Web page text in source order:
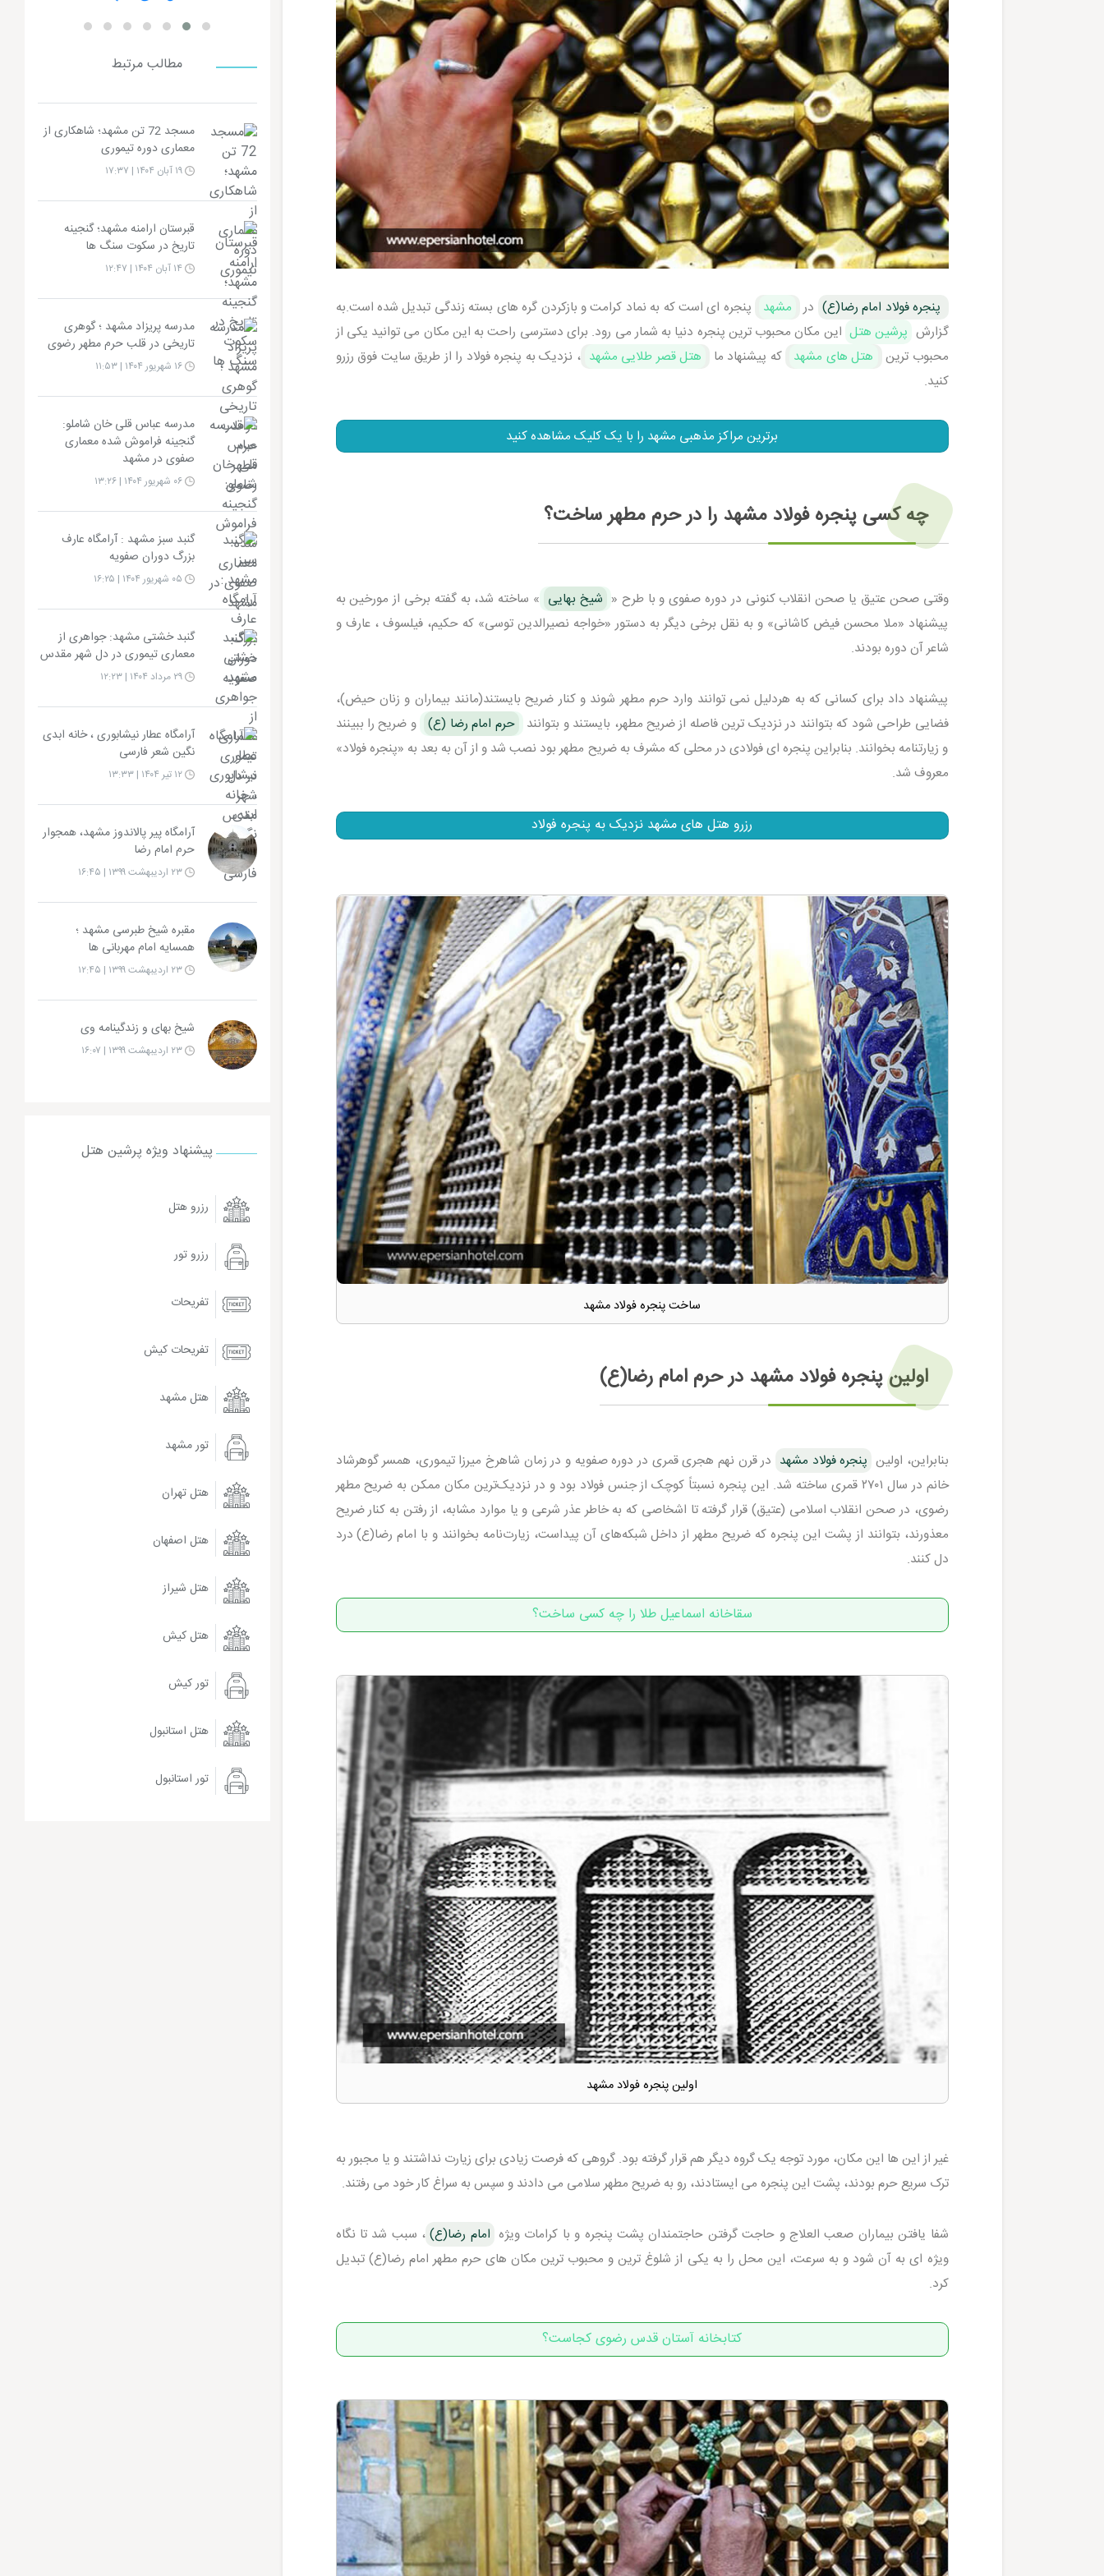
پنجره فولاد امام رضا(ع) در مشهد
پنجره ای است که به نماد کرامت و بازکردن گره های بسته زندگی تبدیل شده است.به
گزارش پرشین هتل این مکان محبوب ترین پنجره دنیا به شمار می رود. برای دسترسی راحت به این مکان می توانید یکی از
محبوب ترین
هتل های مشهد که پیشنهاد ما هتل قصر طلایی مشهد ، نزدیک به پنجره فولاد را از طریق سایت فوق رزرو
کنید.
برترین مراکز مذهبی مشهد را با یک کلیک مشاهده کنید
چه کسی پنجره فولاد مشهد را در حرم مطهر ساخت؟
وقتی صحن عتیق یا صحن انقلاب کنونی در دوره صفوی و با طرح « شیخ بهایی » ساخته شد، به گفته برخی از مورخین به
پیشنهاد «ملا محسن فیض کاشانی» و به نقل برخی دیگر به دستور «خواجه نصیرالدین توسی» که حکیم، فیلسوف ، عارف و
شاعر آن دوره بودند.
پیشنهاد داد برای کسانی که به هردلیل نمی توانند وارد حرم مطهر شوند و کنار ضریح بایستند(مانند بیماران و زنان حیض)،
فضایی طراحی شود که بتوانند در نزدیک ترین فاصله از ضریح مطهر، بایستند و بتوانند حرم امام رضا (ع) و ضریح را ببینند
و زیارتنامه بخوانند. بنابراین پنجره ای فولادی در محلی که مشرف به ضریح مطهر بود نصب شد و از آن به بعد به «پنجره فولاد»
معروف شد.
رزرو هتل های مشهد نزدیک به پنجره فولاد
ساخت پنجره فولاد مشهد
اولین پنجره فولاد مشهد در حرم امام رضا(ع)
بنابراین، اولین پنجره فولاد مشهد در قرن نهم هجری قمری در دوره صفویه و در زمان شاهرخ میرزا تیموری، همسر گوهرشاد
خانم در سال ۲۷۰۱ قمری ساخته شد. این پنجره نسبتاً کوچک از جنس فولاد بود و در نزدیک‌ترین مکان ممکن به ضریح مطهر
رضوی، در صحن انقلاب اسلامی (عتیق) قرار گرفته تا اشخاصی که به خاطر عذر شرعی و یا موارد مشابه، از رفتن به کنار ضریح
معذورند، بتوانند از پشت این پنجره که ضریح مطهر از داخل شبکه‌های آن پیداست، زیارت‌نامه بخوانند و با امام رضا(ع) درد
دل کنند.
سقاخانه اسماعیل طلا را چه کسی ساخت؟
اولین پنجره فولاد مشهد
غیر از این ها این مکان، مورد توجه یک گروه دیگر هم قرار گرفته بود. گروهی که فرصت زیادی برای زیارت نداشتند و یا مجبور به
ترک سریع حرم بودند، پشت این پنجره می ایستادند، رو به ضریح مطهر سلامی می دادند و سپس به سراغ کار خود می رفتند.
شفا یافتن بیماران صعب العلاج و حاجت گرفتن حاجتمندان پشت پنجره و با کرامات ویژه امام رضا(ع)، سبب شد تا نگاه
ویژه ای به آن شود و به سرعت، این محل را به یکی از شلوغ ترین و محبوب ترین مکان های حرم مطهر امام رضا(ع) تبدیل
کرد.
کتابخانه آستان قدس رضوی کجاست؟
مطالب مرتبط
مسجد 72 تن مشهد؛ شاهکاری از
معماری دوره تیموری
۱۹ آبان ۱۴۰۴ | ۱۷:۳۷
قبرستان ارامنه مشهد؛ گنجینه
تاریخ در سکوت سنگ ها
مدرسه پریزاد مشهد ؛ گوهری
تاریخی در قلب حرم مطهر رضوی
۱۶ شهریور ۱۴۰۴ | ۱۱:۵۳
مدرسه عباس قلی خان شاملو:
گنجینه فراموش شده معماری
صفوی در مشهد
۰۶ شهریور ۱۴۰۴ | ۱۳:۲۶
گنبد سبز مشهد : آرامگاه عارف
بزرگ دوران صفویه
گنبد خشتی مشهد: جواهری از
معماری تیموری در دل شهر مقدس
۲۹ مرداد ۱۴۰۴ | ۱۲:۲۳
آرامگاه عطار نیشابوری ، خانه ابدی
نگین شعر فارسی
۱۲ تیر ۱۴۰۴ | ۱۳:۳۳
آرامگاه پیر پالاندوز مشهد، همجوار
حرم امام رضا
۲۳ اردیبهشت ۱۳۹۹ | ۱۶:۴۵
مقبره شیخ طبرسی مشهد ؛
همسایه امام مهربانی ها
۲۳ اردیبهشت ۱۳۹۹ | ۱۲:۴۵
شیخ بهای و زندگینامه وی
۲۳ اردیبهشت ۱۳۹۹ | ۱۶:۰۷
پیشنهاد ویژه پرشین هتل
رزرو هتل
رزرو تور
تفریحات
تفریحات کیش
هتل مشهد
تور مشهد
هتل تهران
هتل اصفهان
هتل شیراز
هتل کیش
تور کیش
هتل استانبول
تور استانبول